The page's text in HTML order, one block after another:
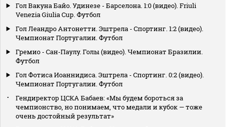
Гол Вакуна Байо. Удинезе - Барселона. 1:0 (видео). Friuli
Venezia Giulia Cup. Футбол
Гол Леандро Антонетти. Эштрела - Спортинг. 1:2 (видео).
Чемпионат Португалии. Футбол
Гремио - Сан-Паулу. Голы (видео). Чемпионат Бразилии.
Футбол
Гол Фотиса Иоаннидиса. Эштрела - Спортинг. 0:2 (видео).
Чемпионат Португалии. Футбол
Гендиректор ЦСКА Бабаев: «Мы будем бороться за
чемпионство, но понимаем, что медали и кубок — тоже
очень достойный результат»